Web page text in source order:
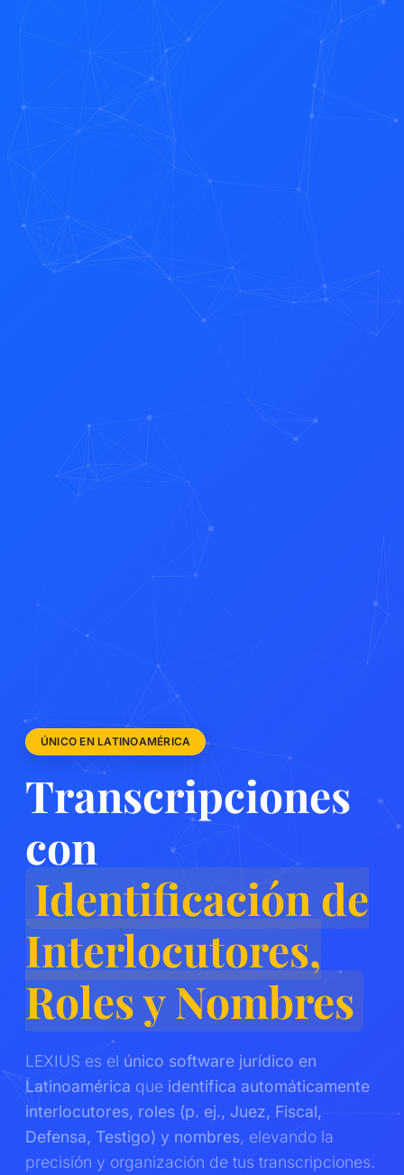
ÚNICO EN LATINOAMÉRICA
Transcripciones
con
Identificación de
Interlocutores,
Roles y Nombres
LEXIUS es el único software jurídico en
Latinoamérica que identifica automáticamente
interlocutores, roles (p. ej., Juez, Fiscal,
Defensa, Testigo) y nombres, elevando la
precisión y organización de tus transcripciones.